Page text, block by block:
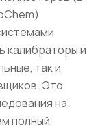
калибраторы и
так и
Это
на
полный